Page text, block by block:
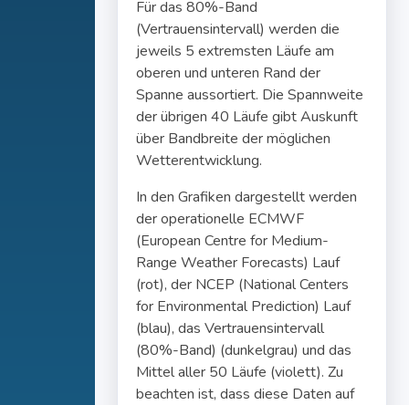
Für das 80%-Band
(Vertrauensintervall) werden die
jeweils 5 extremsten Läufe am
oberen und unteren Rand der
Spanne aussortiert. Die Spannweite
der übrigen 40 Läufe gibt Auskunft
über Bandbreite der möglichen
Wetterentwicklung.
In den Grafiken dargestellt werden
der operationelle ECMWF
(European Centre for Medium-
Range Weather Forecasts) Lauf
(rot), der NCEP (National Centers
for Environmental Prediction) Lauf
(blau), das Vertrauensintervall
(80%-Band) (dunkelgrau) und das
Mittel aller 50 Läufe (violett). Zu
beachten ist, dass diese Daten auf